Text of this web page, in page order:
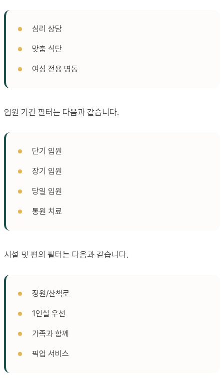
심리 상담
맞춤 식단
여성 전용 병동
입원 기간 필터는 다음과 같습니다.
단기 입원
장기 입원
당일 입원
통원 치료
시설 및 편의 필터는 다음과 같습니다.
정원/산책로
1인실 우선
가족과 함께
픽업 서비스